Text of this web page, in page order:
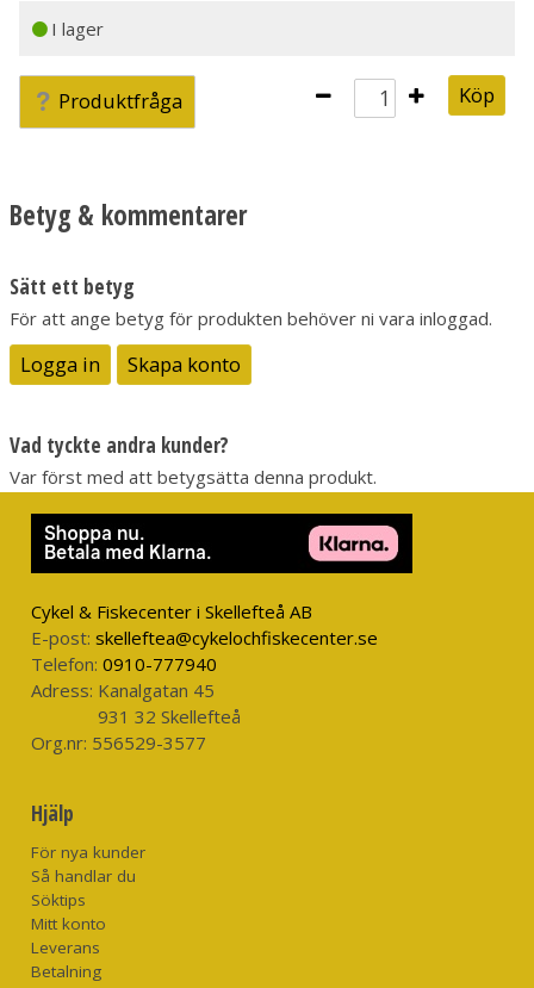
I lager
Produktfråga Köp
Betyg & kommentarer
Sätt ett betyg
För att ange betyg för produkten behöver ni vara inloggad.
Logga in Skapa konto
Vad tyckte andra kunder?
Var först med att betygsätta denna produkt.
Cykel & Fiskecenter i Skellefteå AB
E-post: skelleftea@cykelochfiskecenter.se
Telefon: 0910-777940
Adress: Kanalgatan 45
931 32 Skellefteå
Org.nr: 556529-3577
Hjälp
För nya kunder
Så handlar du
Söktips
Mitt konto
Leverans
Betalning